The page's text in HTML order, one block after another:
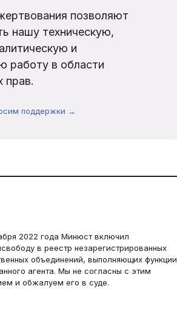
позволяют
нашу техническую,
и
работу в области
прав.
поддержки →
2022 года Минюст включил
в реестр незарегистрированных
объединений, выполняющих функции
агента. Мы не согласны с этим
и обжалуем его в суде.